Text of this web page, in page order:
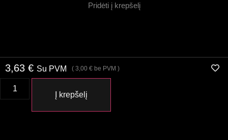
Pridėti į krepšelį
3,63 € Su PVM ( 3,00 € be PVM )
Į krepšelį